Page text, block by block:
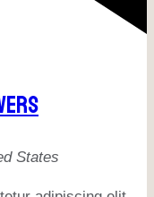
States